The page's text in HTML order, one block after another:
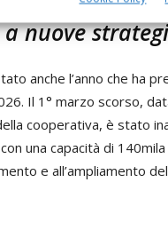
nuove
anche l’anno che ha
Il 1° marzo scorso,
cooperativa, è stato
una capacità di
e all’ampliamento